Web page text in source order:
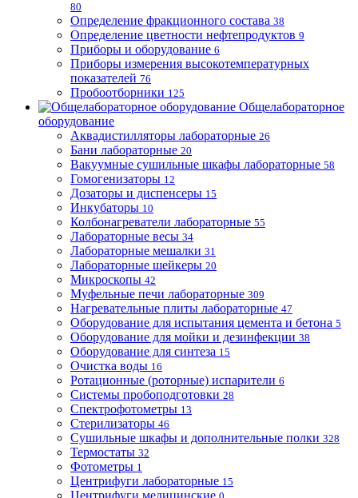
80
Определение фракционного состава 38
Определение цветности нефтепродуктов 9
Приборы и оборудование 6
Приборы измерения высокотемпературных
показателей 76
Пробоотборники 125
Общелабораторное
оборудование
Аквадистилляторы лабораторные 26
Бани лабораторные 20
Вакуумные сушильные шкафы лабораторные 58
Гомогенизаторы 12
Дозаторы и диспенсеры 15
Инкубаторы 10
Колбонагреватели лабораторные 55
Лабораторные весы 34
Лабораторные мешалки 31
Лабораторные шейкеры 20
Микроскопы 42
Муфельные печи лабораторные 309
Нагревательные плиты лабораторные 47
Оборудование для испытания цемента и бетона 5
Оборудование для мойки и дезинфекции 38
Оборудование для синтеза 15
Очистка воды 16
Ротационные (роторные) испарители 6
Системы пробоподготовки 28
Спектрофотометры 13
Стерилизаторы 46
Сушильные шкафы и дополнительные полки 328
Термостаты 32
Фотометры 1
Центрифуги лабораторные 15
Центрифуги медицинские